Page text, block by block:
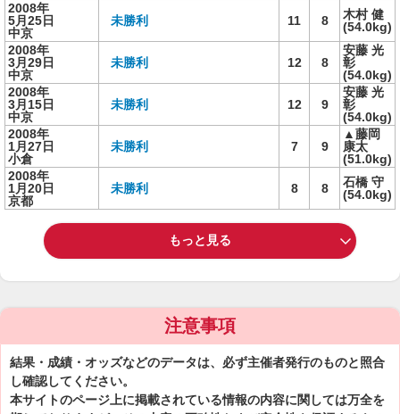
2008年
5月25日
中京
未勝利 11 8
木村 健
(54.0kg)
2008年
3月29日
中京
未勝利 12 8
安藤 光
彰
(54.0kg)
2008年
3月15日
中京
未勝利 12 9
安藤 光
彰
(54.0kg)
2008年
1月27日
小倉
未勝利 7 9
▲藤岡
康太
(51.0kg)
2008年
1月20日
京都
未勝利 8 8
石橋 守
(54.0kg)
もっと見る
注意事項
結果・成績・オッズなどのデータは、必ず主催者発行のものと照合
し確認してください。
本サイトのページ上に掲載されている情報の内容に関しては万全を